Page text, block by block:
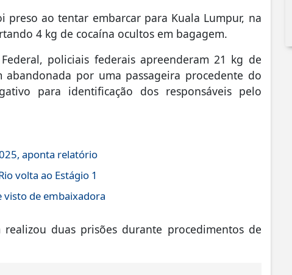
ao tentar embarcar para Kuala Lumpur, na
4 kg de cocaína ocultos em bagagem.
policiais federais apreenderam 21 kg de
por uma passageira procedente do
para identificação dos responsáveis pelo
aponta relatório
volta ao Estágio 1
visto de embaixadora
duas prisões durante procedimentos de